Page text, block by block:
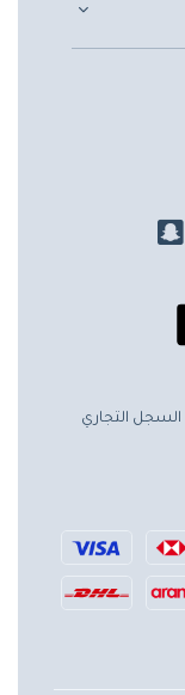
السجل التجاري